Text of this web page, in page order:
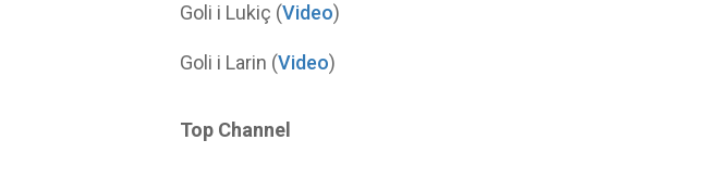
Goli i Lukiç (Video)
Goli i Larin (Video)
Top Channel